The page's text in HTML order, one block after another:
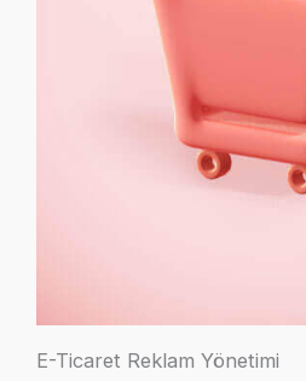
E-Ticaret Reklam Yönetimi